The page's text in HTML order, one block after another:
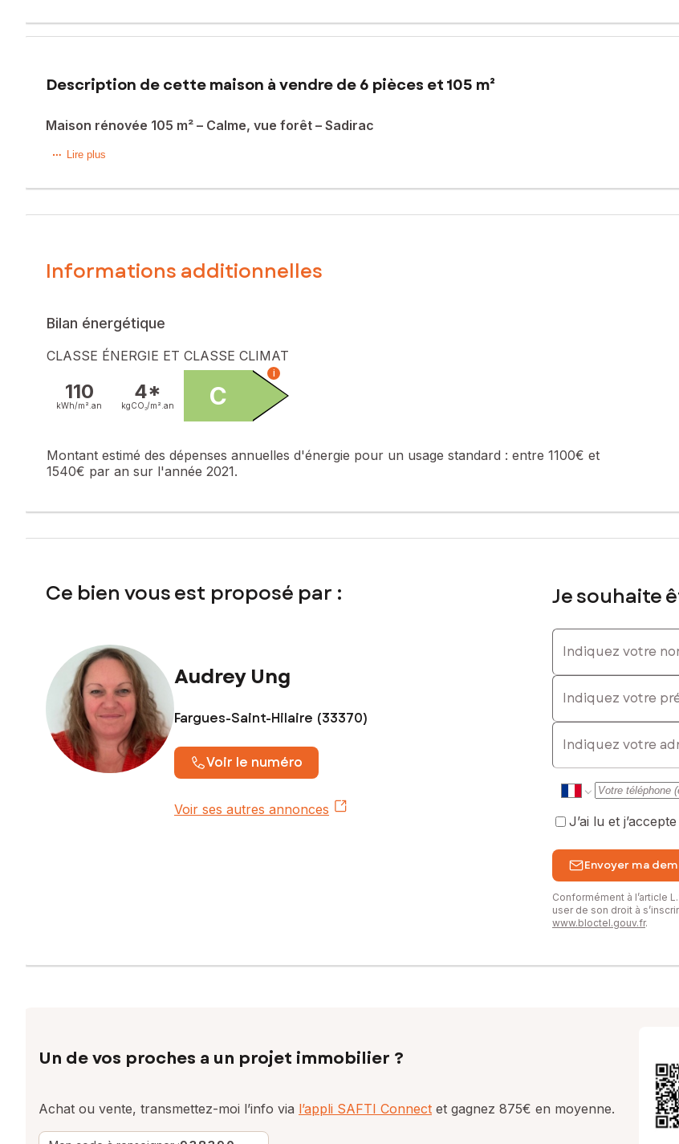
Description de cette maison à vendre de 6 pièces et 105 m²
Maison rénovée 105 m² – Calme, vue forêt – Sadirac
A 5min de la commune de Fargues St Hilaire, située dans un environnement paisible au cœur d’un lotissement
salle d’eau moderne, 3 chambres confortables ainsi qu’un bureau, parfait pour le télétravail.
Située à proximité immédiate des écoles et des commodités, cette maison allie tranquillité et praticité au quotidien.
Les + :
Environnement calme
Vue forêt
À visiter sans tarder !
Les informations sur les risques auxquels ce bien est exposé sont disponibles sur le site Géorisques :
Prix de vente : 345 000 €
Contactez votre conseiller SAFTI : Audrey UNG, Tél. : 0660676196, E-mail : audrey.ung@safti.fr - EI - Agent
Lire plus
Informations additionnelles
Bilan énergétique
CLASSE ÉNERGIE ET CLASSE CLIMAT
110
kWh/m². an
4*
kgCO₂/m². an C
i
Montant estimé des dépenses annuelles d'énergie pour un usage standard : entre 1100€ et
1540€ par an sur l'année 2021.
Ce bien vous est proposé par :
Audrey Ung
Fargues-Saint-Hilaire (33370)
Voir le numéro
Voir ses autres annonces
Je souhaite
Indiquez votre nom
Indiquez votre
E-mail
J’ai lu et
Envoyer ma
Conformément à l’article
user de son droit à
www.bloctel.gouv.fr.
Un de vos proches a un projet immobilier ?
Achat ou vente, transmettez-moi l’info via l’appli SAFTI Connect et gagnez 875€ en moyenne.